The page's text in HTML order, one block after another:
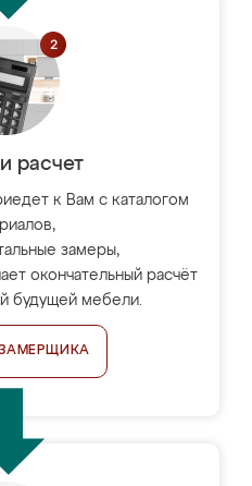
расчет
к Вам с каталогом
замеры,
окончательный расчёт
будущей мебели.